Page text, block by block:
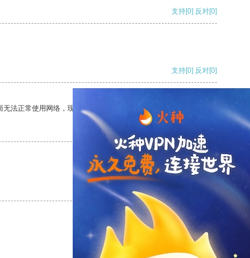
支持[0] 反对[0]
支持[0] 反对[0]
法正常使用网络，现在有了这个app，我再也不用担心了。
反对
反对[0]